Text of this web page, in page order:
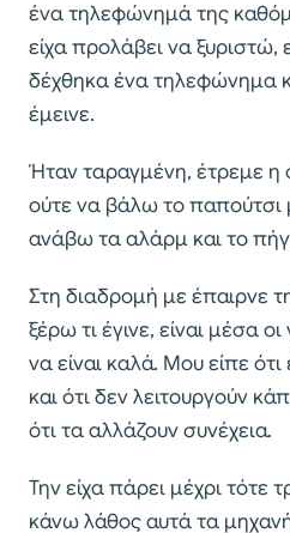
ένα τηλεφώνημά της
είχα προλάβει να ξυριστώ,
δέχθηκα ένα τηλεφώνημα
έμεινε.
Ήταν ταραγμένη, έτρεμε η
ούτε να βάλω το παπούτσι
ανάβω τα αλάρμ και το
Στη διαδρομή με έπαιρνε
ξέρω τι έγινε, είναι μέσα
να είναι καλά. Μου είπε ότι
και ότι δεν λειτουργούν
ότι τα αλλάζουν συνέχεια.
Την είχα πάρει μέχρι τότε
κάνω λάθος αυτά τα